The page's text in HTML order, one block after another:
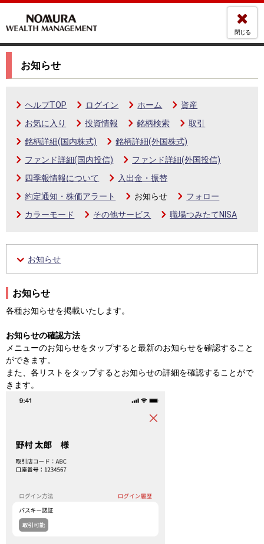
閉じる
お知らせ
ヘルプTOP ログイン ホーム
資産
お気に入り
投資情報 銘柄検索
取引
銘柄詳細(国内株式)
銘柄詳細(外国株式)
ファンド詳細(国内投信)
ファンド詳細(外国投信)
四季報情報について
入出金・振替
約定通知・株価アラート
お知らせ
フォロー
カラーモード
その他サービス 職場つみたてNISA
お知らせ
お知らせ
各種お知らせを掲載いたします。
お知らせの確認方法
メニューのお知らせをタップすると最新のお知らせを確認すること
ができます。
また、各リストをタップするとお知らせの詳細を確認することがで
きます。